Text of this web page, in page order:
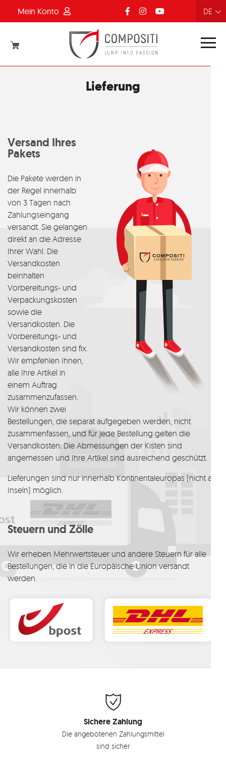
FR
NL
EN
DE
Mein Konto
Lieferung
Versand Ihres
Pakets
Die Pakete werden in
der Regel innerhalb
von 3 Tagen nach
Zahlungseingang
versandt. Sie gelangen
direkt an die Adresse
Ihrer Wahl. Die
Versandkosten
beinhalten
Vorbereitungs- und
Verpackungskosten
sowie die
Versandkosten. Die
Vorbereitungs- und
Versandkosten sind fix.
Wir empfehlen Ihnen,
alle Ihre Artikel in
einem Auftrag
zusammenzufassen.
Wir können zwei
Bestellungen, die separat aufgegeben werden, nicht
zusammenfassen, und für jede Bestellung gelten die
Versandkosten. Die Abmessungen der Kisten sind
angemessen und Ihre Artikel sind ausreichend geschützt.
Lieferungen sind nur innerhalb Kontinentaleuropas (nicht auf
Inseln) möglich.
Steuern und Zölle
Wir erheben Mehrwertsteuer und andere Steuern für alle
Bestellungen, die in die Europäische Union versandt
werden.
Sichere Zahlung
Die angebotenen Zahlungsmittel
sind sicher